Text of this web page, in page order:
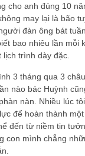
cho anh đúng 10
may lại là bão
đàn ông bát
bao nhiêu lần mỗi
lịch trình dày đặc.
3 tháng qua 3
nào bác Huỳnh
nàn. Nhiều lúc
để hoàn thành
đến từ niềm tin
con mình chẳng